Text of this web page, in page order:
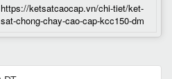
https://ketsatcaocap.vn/chi-tiet/ket-
sat-chong-chay-cao-cap-kcc150-dm